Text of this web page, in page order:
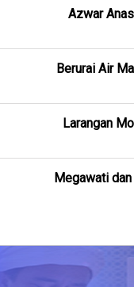
Azwar
Berurai Air
Larangan
Megawati